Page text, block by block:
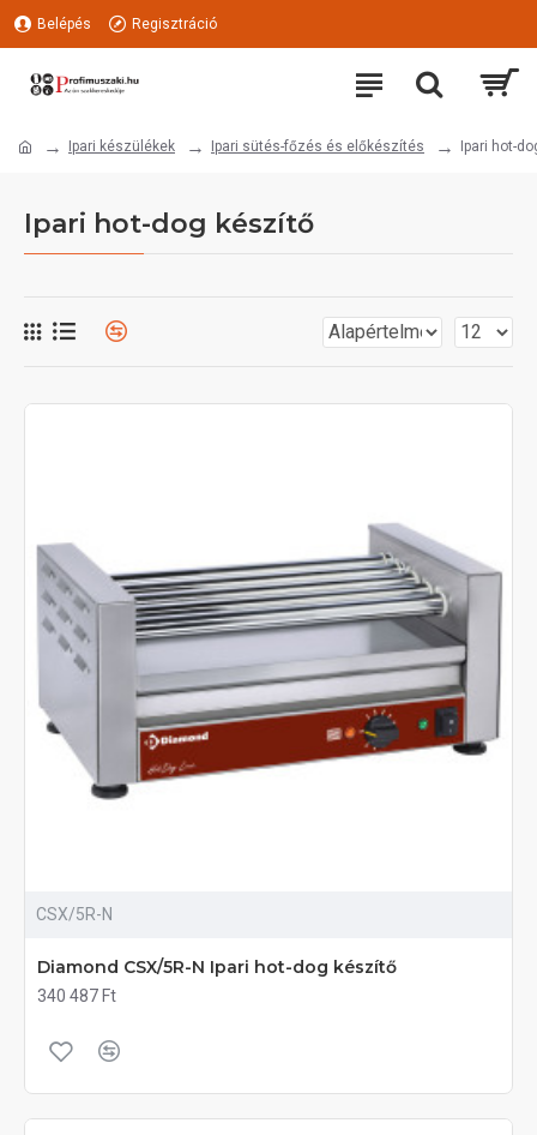
Belépés Regisztráció
Ipari készülékek Ipari sütés-főzés és előkészítés Ipari hot-
Ipari hot-dog készítő
CSX/5R-N
Diamond CSX/5R-N Ipari hot-dog készítő
340 487 Ft